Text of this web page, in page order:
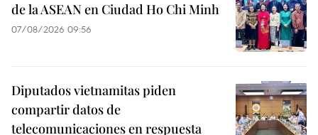
de la ASEAN en Ciudad Ho Chi Minh
07/08/2026 09:56
Diputados vietnamitas piden
compartir datos de
telecomunicaciones en respuesta